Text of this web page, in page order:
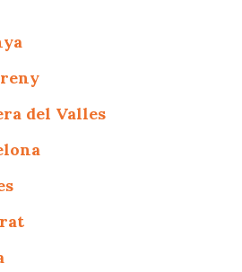
del Valles